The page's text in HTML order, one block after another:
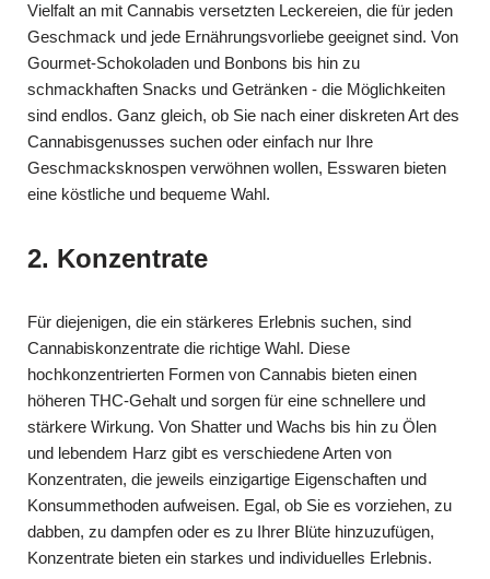
Vielfalt an mit Cannabis versetzten Leckereien, die für jeden
Geschmack und jede Ernährungsvorliebe geeignet sind. Von
Gourmet-Schokoladen und Bonbons bis hin zu
schmackhaften Snacks und Getränken - die Möglichkeiten
sind endlos. Ganz gleich, ob Sie nach einer diskreten Art des
Cannabisgenusses suchen oder einfach nur Ihre
Geschmacksknospen verwöhnen wollen, Esswaren bieten
eine köstliche und bequeme Wahl.
2. Konzentrate
Für diejenigen, die ein stärkeres Erlebnis suchen, sind
Cannabiskonzentrate die richtige Wahl. Diese
hochkonzentrierten Formen von Cannabis bieten einen
höheren THC-Gehalt und sorgen für eine schnellere und
stärkere Wirkung. Von Shatter und Wachs bis hin zu Ölen
und lebendem Harz gibt es verschiedene Arten von
Konzentraten, die jeweils einzigartige Eigenschaften und
Konsummethoden aufweisen. Egal, ob Sie es vorziehen, zu
dabben, zu dampfen oder es zu Ihrer Blüte hinzuzufügen,
Konzentrate bieten ein starkes und individuelles Erlebnis.